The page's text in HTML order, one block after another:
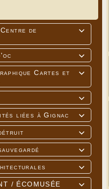

de


Cartes et


liées à Gignac




/ ÉCOMUSÉE